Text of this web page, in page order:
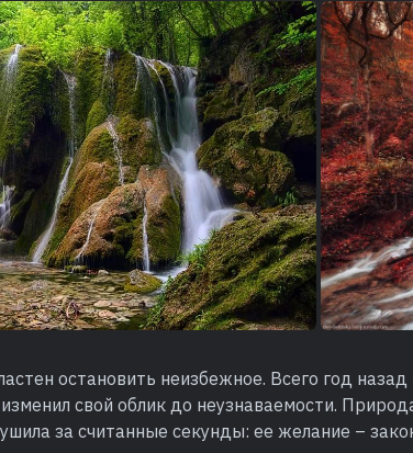
остановить неизбежное. Всего год
свой облик до неузнаваемости.
за считанные секунды: ее желание –